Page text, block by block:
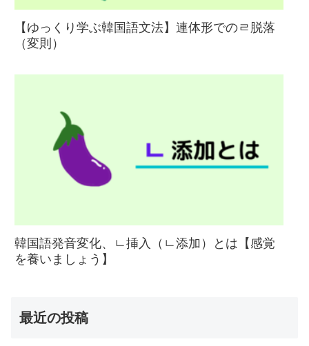
【ゆっくり学ぶ韓国語文法】連体形でのㄹ脱落
（変則）
韓国語発音変化、ㄴ挿入（ㄴ添加）とは【感覚
を養いましょう】
最近の投稿